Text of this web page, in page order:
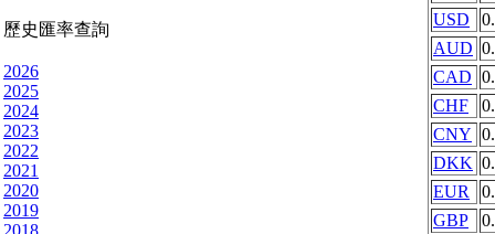
歷史匯率查詢
2026
2025
2024
2023
2022
2021
2020
2019
USD
AUD
CAD
CHF
CNY
DKK
EUR
GBP